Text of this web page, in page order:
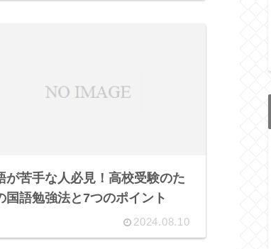
が苦手な人必見！高校受験のた
国語勉強法と7つのポイント
2024.08.10